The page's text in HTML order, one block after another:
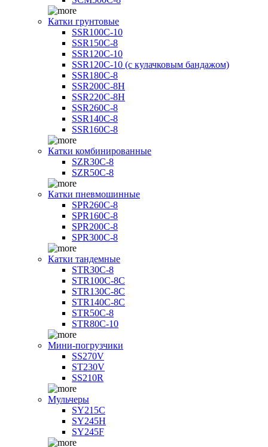
Катки грунтовые
SSR100C-10
SSR150C-8
SSR120C-10
SSR120C-10 (с кулачковым бандажом)
SSR180C-8
SSR200C-8H
SSR220C-8H
SSR260C-8
SSR140C-8
SSR160C-8
Катки комбинированные
SZR30C-8
SZR50C-8
Катки пневмошинные
SPR260C-8
SPR160C-8
SPR200C-8
SPR300C-8
Катки тандемные
STR30C-8
STR100C-8С
STR130C-8С
STR140C-8С
STR50C-8
STR80C-10
Мини-погрузчики
SS270V
ST230V
SS210R
Мульчеры
SY215C
SY245H
SY245F